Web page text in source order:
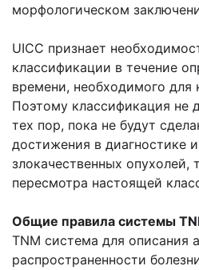
морфологическом
UICC признает
классификации в течение
времени, необходимого для
Поэтому классификация не
тех пор, пока не будут
достижения в диагностике
злокачественных опухолей,
пересмотра настоящей
Общие правила системы
TNM система для описания
распространенности